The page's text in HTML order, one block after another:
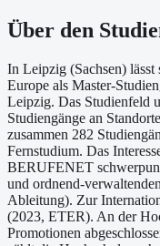
Über den
In Leipzig (Sachsen)
Europe als Master-
Leipzig. Das Studienfeld
Studiengänge an
zusammen 282
Fernstudium. Das
BERUFENET
und ordnend-
Ableitung). Zur
(2023, ETER). An der
Promotionen